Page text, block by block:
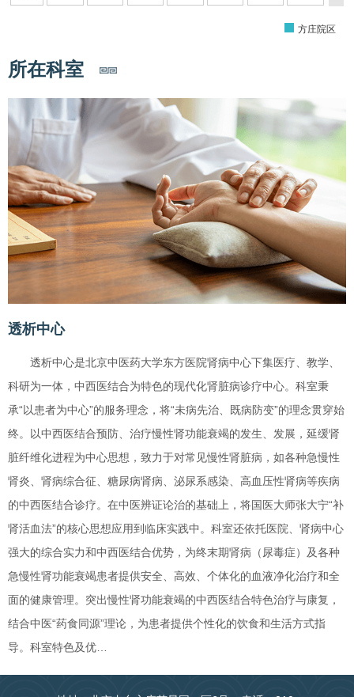
方庄院区
所在科室
透析中心
透析中心是北京中医药大学东方医院肾病中心下集医疗、教学、
科研为一体，中西医结合为特色的现代化肾脏病诊疗中心。科室秉
承“以患者为中心”的服务理念，将“未病先治、既病防变”的理念贯穿始
终。以中西医结合预防、治疗慢性肾功能衰竭的发生、发展，延缓肾
脏纤维化进程为中心思想，致力于对常见慢性肾脏病，如各种急慢性
肾炎、肾病综合征、糖尿病肾病、泌尿系感染、高血压性肾病等疾病
的中西医结合诊疗。在中医辨证论治的基础上，将国医大师张大宁“补
肾活血法”的核心思想应用到临床实践中。科室还依托医院、肾病中心
强大的综合实力和中西医结合优势，为终末期肾病（尿毒症）及各种
急慢性肾功能衰竭患者提供安全、高效、个体化的血液净化治疗和全
面的健康管理。突出慢性肾功能衰竭的中西医结合特色治疗与康复，
结合中医“药食同源”理论，为患者提供个性化的饮食和生活方式指
导。科室特色及优…